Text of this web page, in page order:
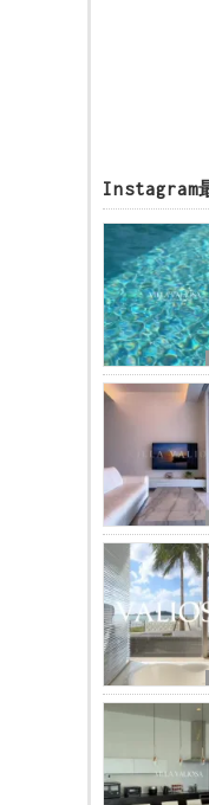
Instagram